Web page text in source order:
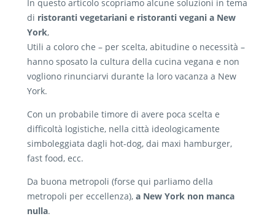
In questo articolo scopriamo alcune soluzioni in tema
di ristoranti vegetariani e ristoranti vegani a New
York,
Utili a coloro che – per scelta, abitudine o necessità –
hanno sposato la cultura della cucina vegana e non
vogliono rinunciarvi durante la loro vacanza a New
York.
Con un probabile timore di avere poca scelta e
difficoltà logistiche, nella città ideologicamente
simboleggiata dagli hot-dog, dai maxi hamburger,
fast food, ecc.
Da buona metropoli (forse qui parliamo della
metropoli per eccellenza), a New York non manca
nulla.